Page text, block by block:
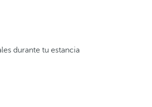
durante tu estancia